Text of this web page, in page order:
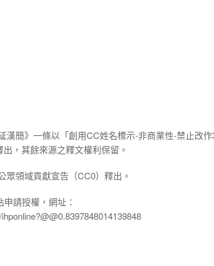
漢簡》一條以「創用CC姓名標示-非商業性-禁止改
，其餘來源之釋文權利保留。
領域貢獻宣告（CC0）釋出。
請授權，網址：